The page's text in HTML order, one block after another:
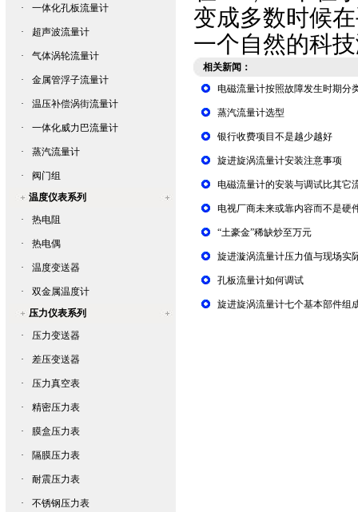
· 一体化孔板流量计
· 超声波流量计
· 气体涡轮流量计
· 金属管浮子流量计
· 温压补偿涡街流量计
· 一体化威力巴流量计
· 蒸汽流量计
·
阀门组
温度仪表系列
·
热电阻
· 热电偶
· 温度变送器
·
双金属温度计
压力仪表系列
·
压力变送器
· 差压变送器
· 压力真空表
· 精密压力表
· 膜盒压力表
· 隔膜压力表
· 耐震压力表
· 不锈钢压力表
变成多数时候
一个自然的科
相关新闻：
电磁流量计按照故障发生时期分
蒸汽流量计选型
银行收费项目不是越少越好
旋进旋涡流量计安装注意事项
电磁流量计的安装与调试比其它
电视厂商未来或靠内容而不是硬
“土豪金”稀缺炒至万元
旋进漩涡流量计压力值与现场实
孔板流量计如何调试
旋进旋涡流量计七个基本部件组